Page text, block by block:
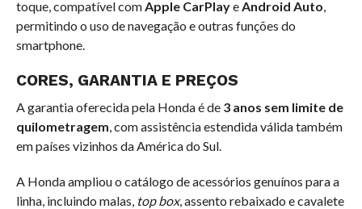
toque, compatível comApple CarPlayeAndroid Auto,
permitindo o uso de navegação e outras funções do
smartphone.
CORES, GARANTIA E PREÇOS
A garantia oferecida pela Honda é de 3 anos sem limite de
quilometragem, com assistência estendida válida também
em países vizinhos da América do Sul.
A Honda ampliou o catálogo de acessórios genuínos para a
linha, incluindo malas, top box, assento rebaixado e cavalete